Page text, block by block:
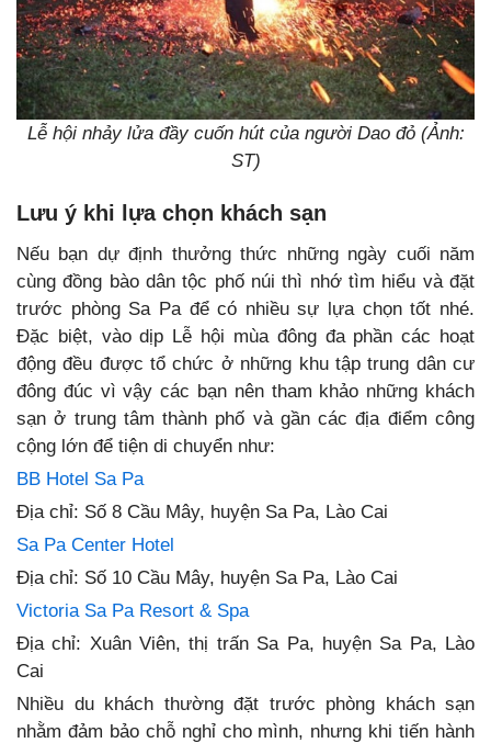
Lễ hội nhảy lửa đầy cuốn hút của người Dao đỏ (Ảnh:
ST)
Lưu ý khi lựa chọn khách sạn
Nếu bạn dự định thưởng thức những ngày cuối năm
cùng đồng bào dân tộc phố núi thì nhớ tìm hiểu và đặt
trước phòng Sa Pa để có nhiều sự lựa chọn tốt nhé.
Đặc biệt, vào dịp Lễ hội mùa đông đa phần các hoạt
động đều được tổ chức ở những khu tập trung dân cư
đông đúc vì vậy các bạn nên tham khảo những khách
sạn ở trung tâm thành phố và gần các địa điểm công
cộng lớn để tiện di chuyển như:
BB Hotel Sa Pa
Địa chỉ: Số 8 Cầu Mây, huyện Sa Pa, Lào Cai
Sa Pa Center Hotel
Địa chỉ: Số 10 Cầu Mây, huyện Sa Pa, Lào Cai
Victoria Sa Pa Resort & Spa
Địa chỉ: Xuân Viên, thị trấn Sa Pa, huyện Sa Pa, Lào
Cai
Nhiều du khách thường đặt trước phòng khách sạn
nhằm đảm bảo chỗ nghỉ cho mình, nhưng khi tiến hành